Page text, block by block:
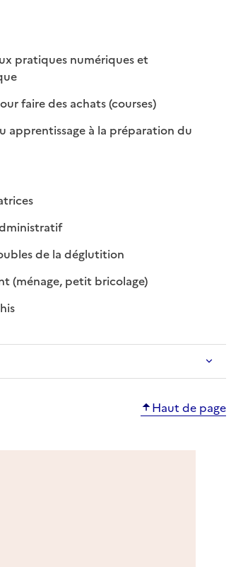
pratiques numériques et
disponible
faire des achats (courses): disponible
: non disponible
apprentissage à la préparation du
disponible
: disponible
: non disponible
: disponible
: non disponible
de la déglutition: disponible
: non disponible
(ménage, petit bricolage): disponible
: non disponible
disponible
Haut de page